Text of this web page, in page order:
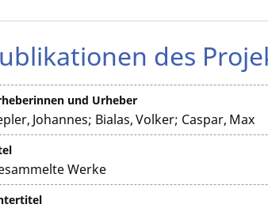
des
und Urheber
Johannes; Bialas, Volker; Caspar, Max
Werke